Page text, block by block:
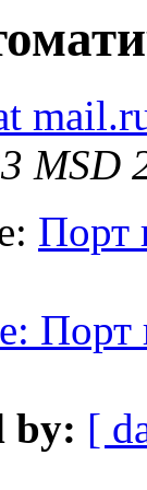
MSD
Порт
Порт
by: [